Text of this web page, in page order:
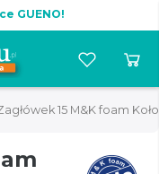
GUENO!
15 M&K foam Koło